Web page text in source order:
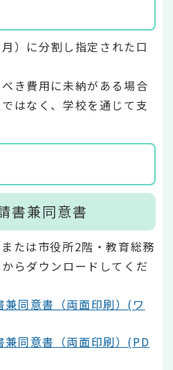
）に分割し指定された口
き費用に未納がある場合
はなく、学校を通じて支
書兼同意書
たは市役所2階・教育総務
らダウンロードしてくだ
同意書（両面印刷）(ワ
兼同意書（両面印刷）(PD